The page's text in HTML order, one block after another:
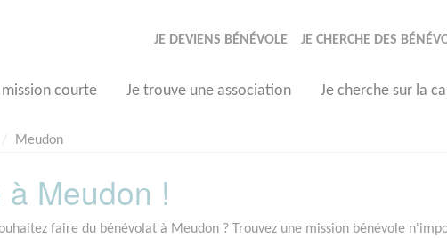
JE DEVIENS BÉNÉVOLE JE CHERCHE DES
courte Je trouve une association Je cherche sur la
Meudon
Meudon !
faire du bénévolat à Meudon ? Trouvez une mission bénévole